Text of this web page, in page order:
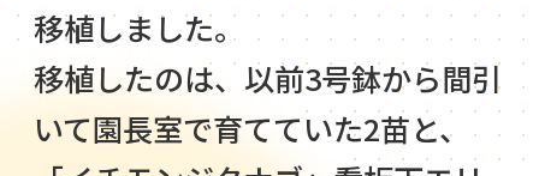
移植しました。
移植したのは、以前3号鉢から間引
いて園長室で育てていた2苗と、